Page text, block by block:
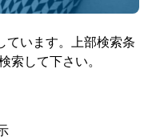
ています。上部検索条
索して下さい。